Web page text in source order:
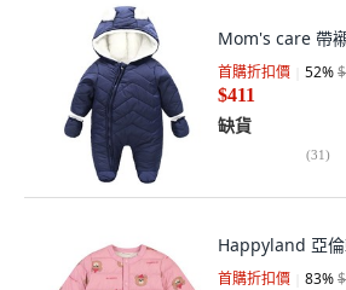
Mom's care 帶
首購折扣價 52%
$411
缺貨
(31)
Happyland 亞
首購折扣價 83%